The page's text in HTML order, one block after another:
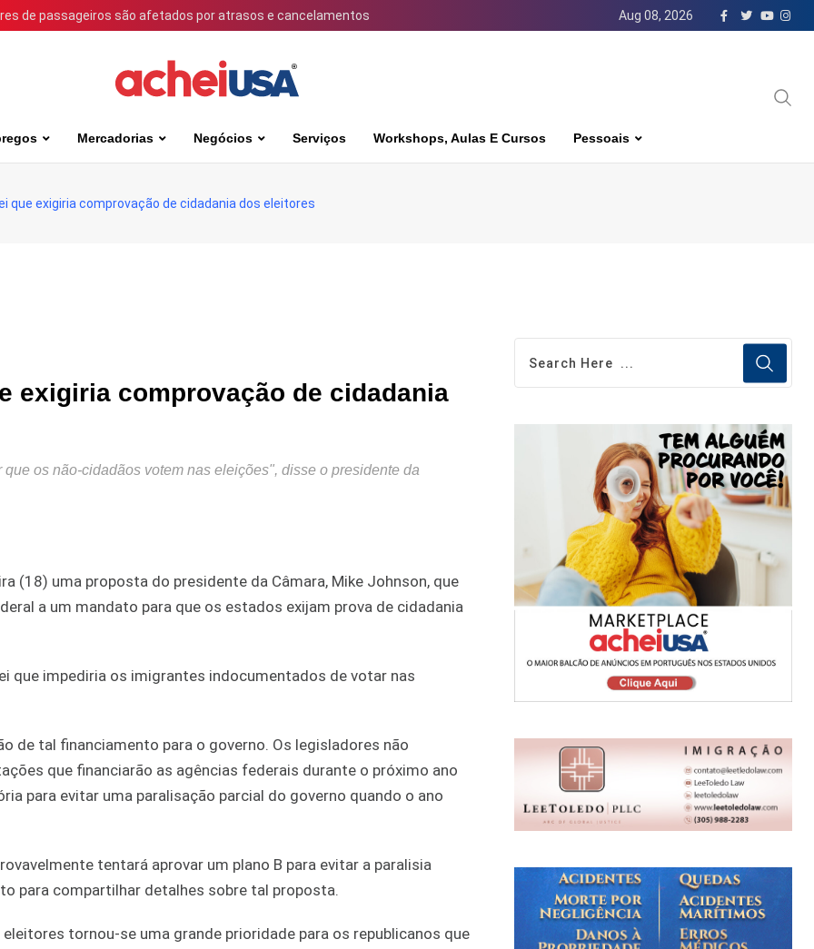
de passageiros são afetados por atrasos e cancelamentos Aug 08, 2026
Mercadorias Negócios Serviços Workshops, Aulas E Cursos Pessoais
que exigiria comprovação de cidadania dos eleitores
exigiria comprovação de cidadania
os não-cidadãos votem nas eleições", disse o presidente da
(18) uma proposta do presidente da Câmara, Mike Johnson, que
a um mandato para que os estados exijam prova de cidadania
que impediria os imigrantes indocumentados de votar nas
de tal financiamento para o governo. Os legisladores não
que financiarão as agências federais durante o próximo ano
para evitar uma paralisação parcial do governo quando o ano
tentará aprovar um plano B para evitar a paralisia
para compartilhar detalhes sobre tal proposta.
tornou-se uma grande prioridade para os republicanos que